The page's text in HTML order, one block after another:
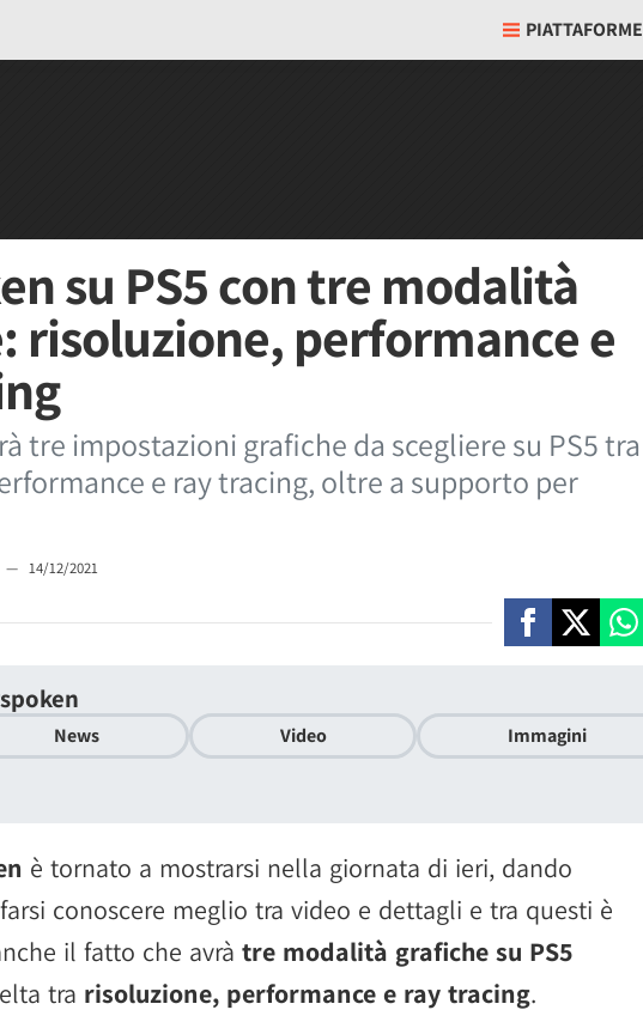
PIATTAFORME
su PS5 con tre modalità
risoluzione, performance e
tre impostazioni grafiche da scegliere su PS5 tra
e ray tracing, oltre a supporto per
— 14/12/2021
News Video Immagini
è tornato a mostrarsi nella giornata di ieri, dando
conoscere meglio tra video e dettagli e tra questi è
il fatto che avrà tre modalità grafiche su PS5
tra risoluzione, performance e ray tracing.